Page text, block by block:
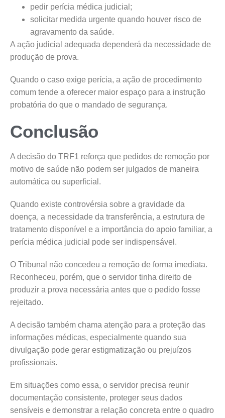
pedir perícia médica judicial;
solicitar medida urgente quando houver risco de
agravamento da saúde.
A ação judicial adequada dependerá da necessidade de
produção de prova.
Quando o caso exige perícia, a ação de procedimento
comum tende a oferecer maior espaço para a instrução
probatória do que o mandado de segurança.
Conclusão
A decisão do TRF1 reforça que pedidos de remoção por
motivo de saúde não podem ser julgados de maneira
automática ou superficial.
Quando existe controvérsia sobre a gravidade da
doença, a necessidade da transferência, a estrutura de
tratamento disponível e a importância do apoio familiar, a
perícia médica judicial pode ser indispensável.
O Tribunal não concedeu a remoção de forma imediata.
Reconheceu, porém, que o servidor tinha direito de
produzir a prova necessária antes que o pedido fosse
rejeitado.
A decisão também chama atenção para a proteção das
informações médicas, especialmente quando sua
divulgação pode gerar estigmatização ou prejuízos
profissionais.
Em situações como essa, o servidor precisa reunir
documentação consistente, proteger seus dados
sensíveis e demonstrar a relação concreta entre o quadro